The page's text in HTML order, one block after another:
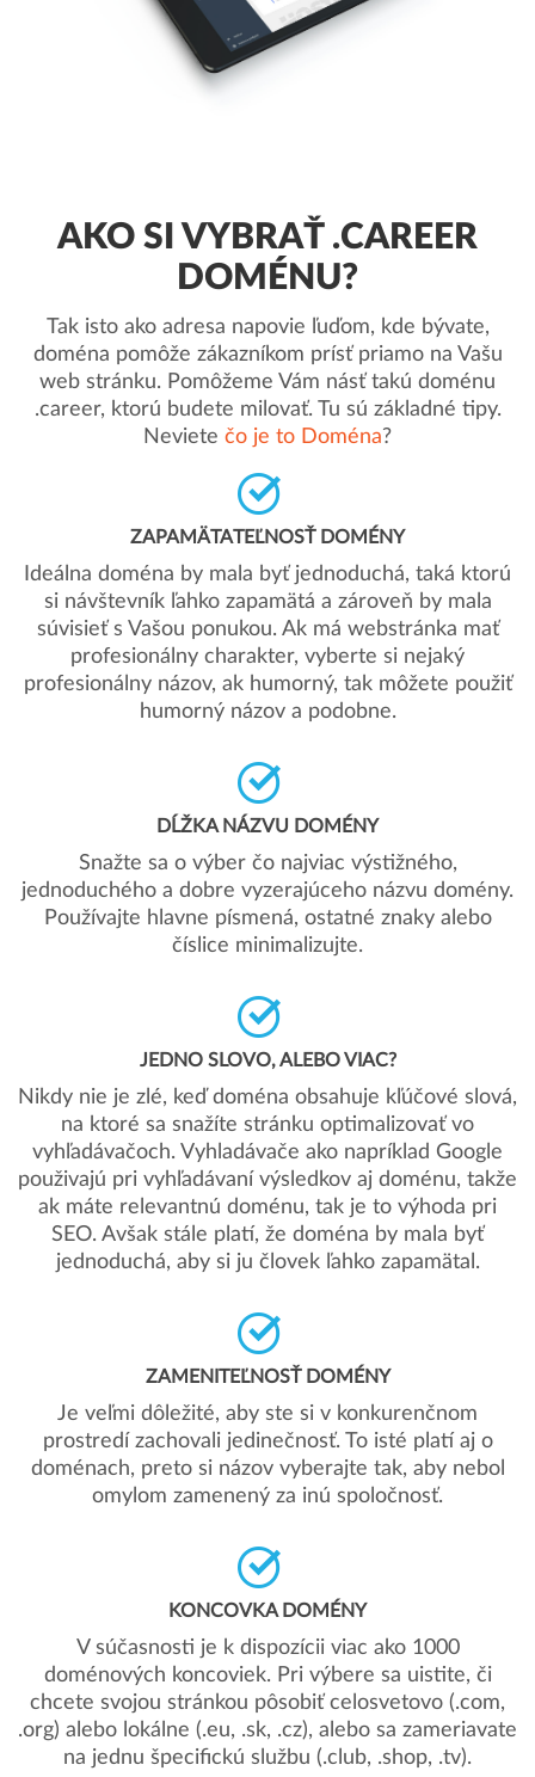
AKO SI VYBRAŤ .CAREER
DOMÉNU?
Tak isto ako adresa napovie ľuďom, kde bývate,
doména pomôže zákazníkom prísť priamo na Vašu
web stránku. Pomôžeme Vám násť takú doménu
.career, ktorú budete milovať. Tu sú základné tipy.
Neviete čo je to Doména?
ZAPAMÄTATEĽNOSŤ DOMÉNY
Ideálna doména by mala byť jednoduchá, taká ktorú
si návštevník ľahko zapamätá a zároveň by mala
súvisieť s Vašou ponukou. Ak má webstránka mať
profesionálny charakter, vyberte si nejaký
profesionálny názov, ak humorný, tak môžete použiť
humorný názov a podobne.
DĹŽKA NÁZVU DOMÉNY
Snažte sa o výber čo najviac výstižného,
jednoduchého a dobre vyzerajúceho názvu domény.
Používajte hlavne písmená, ostatné znaky alebo
číslice minimalizujte.
JEDNO SLOVO, ALEBO VIAC?
Nikdy nie je zlé, keď doména obsahuje kľúčové slová,
na ktoré sa snažíte stránku optimalizovať vo
vyhľadávačoch. Vyhladávače ako napríklad Google
použivajú pri vyhľadávaní výsledkov aj doménu, takže
ak máte relevantnú doménu, tak je to výhoda pri
SEO. Avšak stále platí, že doména by mala byť
jednoduchá, aby si ju človek ľahko zapamätal.
ZAMENITEĽNOSŤ DOMÉNY
Je veľmi dôležité, aby ste si v konkurenčnom
prostredí zachovali jedinečnosť. To isté platí aj o
doménach, preto si názov vyberajte tak, aby nebol
omylom zamenený za inú spoločnosť.
KONCOVKA DOMÉNY
V súčasnosti je k dispozícii viac ako 1000
doménových koncoviek. Pri výbere sa uistite, či
chcete svojou stránkou pôsobiť celosvetovo (.com,
.org) alebo lokálne (.eu, .sk, .cz), alebo sa zameriavate
na jednu špecifickú službu (.club, .shop, .tv).